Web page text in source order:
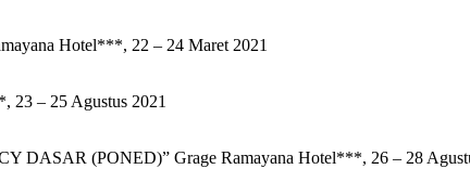
Hotel***, 22 – 24 Maret 2021
– 25 Agustus 2021
(PONED)” Grage Ramayana Hotel***, 26 – 28